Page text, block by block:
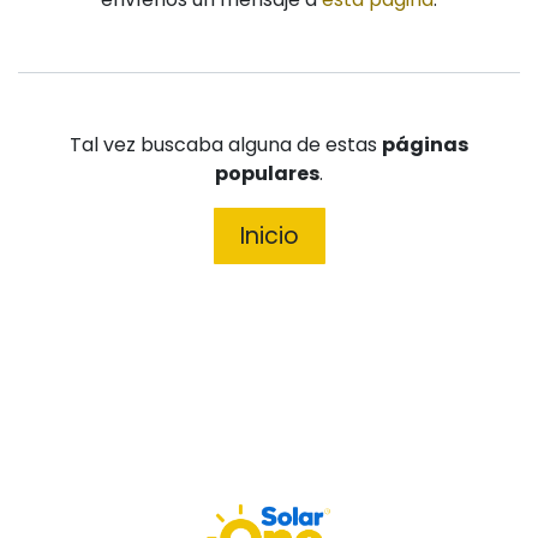
Tal vez buscaba alguna de estas páginas
populares.
Inicio